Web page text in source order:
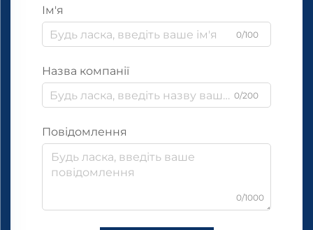
Ім'я
0/100
Назва компанії
0/200
Повідомлення
0/1000